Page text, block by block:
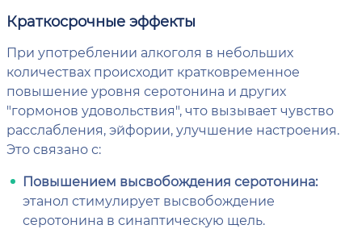
Краткосрочные эффекты
При употреблении алкоголя в небольших
количествах происходит кратковременное
повышение уровня серотонина и других
"гормонов удовольствия", что вызывает чувство
расслабления, эйфории, улучшение настроения.
Это связано с:
Повышением высвобождения серотонина:
этанол стимулирует высвобождение
серотонина в синаптическую щель.